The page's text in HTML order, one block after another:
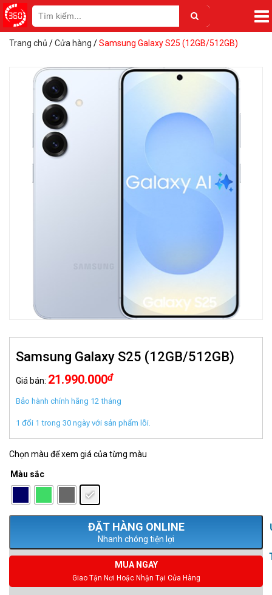
Trang chủ /Cửa hàng /Samsung Galaxy S25 (12GB/512GB)
Samsung Galaxy S25 (12GB/512GB)
Giá bán: 21.990.000đ
Bảo hành chính hãng 12 tháng
1 đổi 1 trong 30 ngày với sản phẩm lỗi.
Chọn màu để xem giá của từng màu
Màu sắc
Nhanh chóng tiện lợi
MUA NGAY
Giao Tận Nơi Hoặc Nhận Tại Cửa Hàng